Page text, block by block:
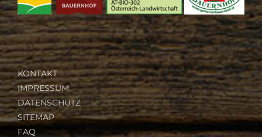
KONTAKT
IMPRESSUM
DATENSCHUTZ
SITEMAP
FAQ